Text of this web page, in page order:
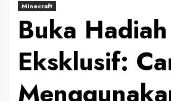
Minecraft
Buka Hadiah
Eksklusif: